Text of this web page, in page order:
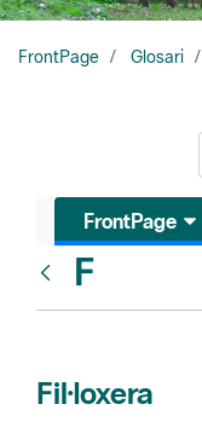
FrontPage Glosari
FrontPage
F
Fil·loxera